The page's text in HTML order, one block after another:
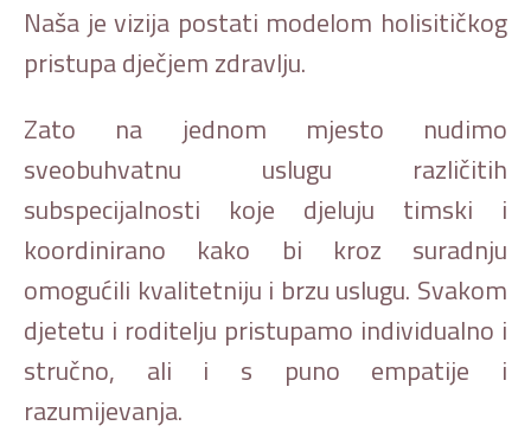
Naša je vizija postati modelom holisitičkog
pristupa dječjem zdravlju.
Zato na jednom mjesto nudimo
sveobuhvatnu uslugu različitih
subspecijalnosti koje djeluju timski i
koordinirano kako bi kroz suradnju
omogućili kvalitetniju i brzu uslugu. Svakom
djetetu i roditelju pristupamo individualno i
stručno, ali i s puno empatije i
razumijevanja.